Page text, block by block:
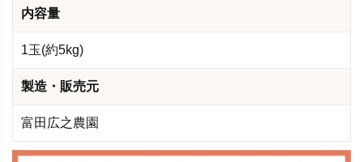
内容量
1玉(約5kg)
製造・販売元
富田広之農園